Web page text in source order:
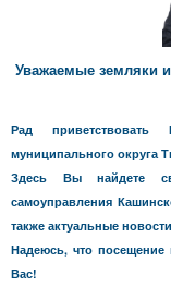
Уважаемые земляки
Рад
муниципального округа
Здесь Вы найдете
самоуправления
также актуальные
Надеюсь, что
Вас!